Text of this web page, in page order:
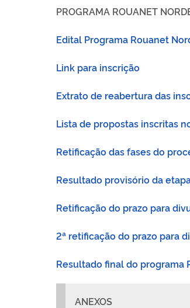
PROGRAMA ROUANET
Edital Programa Rouanet
Link para inscrição
Extrato de reabertura das
Lista de propostas inscritas
Retificação das fases do
Resultado provisório da
Retificação do prazo para
2ª retificação do prazo para
Resultado final do programa
ANEXOS